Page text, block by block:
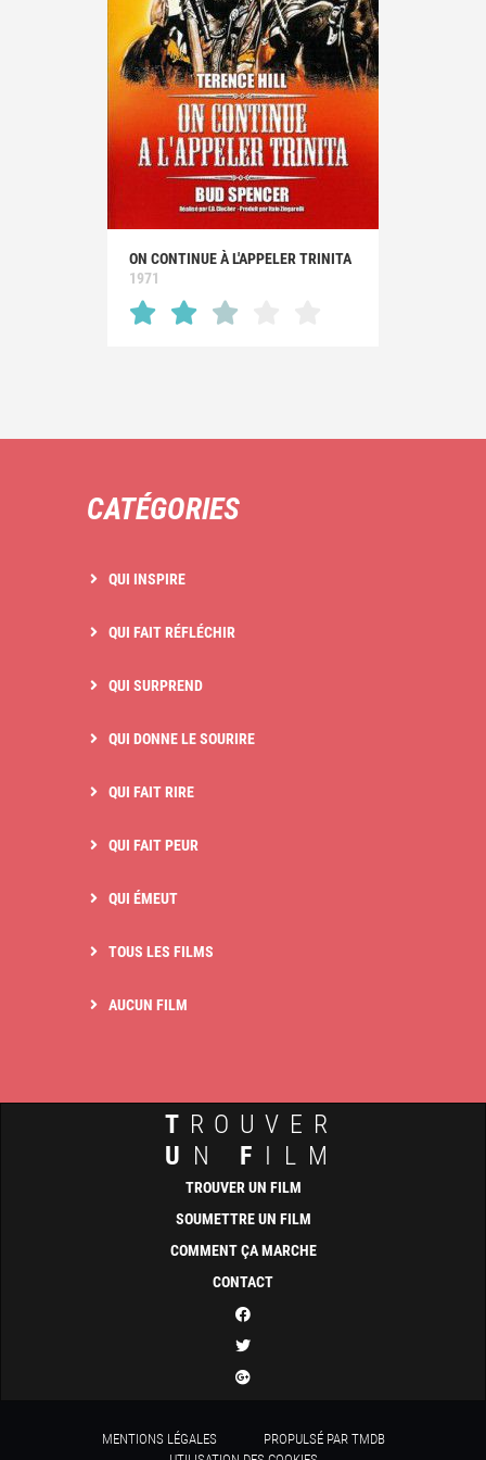
ON CONTINUE À L'APPELER TRINITA
1971
CATÉGORIES
QUI INSPIRE
QUI FAIT RÉFLÉCHIR
QUI SURPREND
QUI DONNE LE SOURIRE
QUI FAIT RIRE
QUI FAIT PEUR
QUI ÉMEUT
TOUS LES FILMS
AUCUN FILM
T ROUVER
U N F ILM
TROUVER UN FILM
SOUMETTRE UN FILM
COMMENT ÇA MARCHE
CONTACT
MENTIONS LÉGALES
PROPULSÉ PAR TMDB